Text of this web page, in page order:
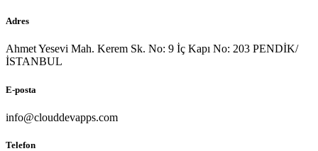
Adres
Ahmet Yesevi Mah. Kerem Sk. No: 9 İç Kapı No: 203 PENDİK/
İSTANBUL
E-posta
info@clouddevapps.com
Telefon